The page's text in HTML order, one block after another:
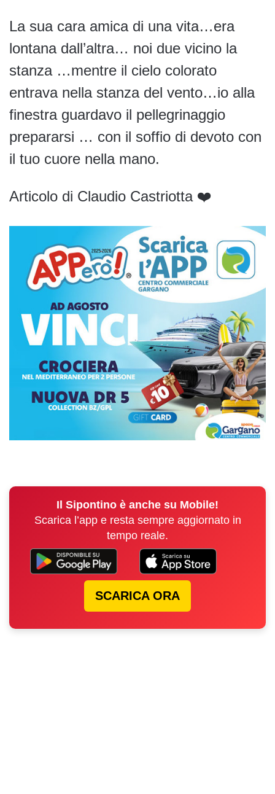
La sua cara amica di una vita…era
lontana dall’altra… noi due vicino la
stanza …mentre il cielo colorato
entrava nella stanza del vento…io alla
finestra guardavo il pellegrinaggio
prepararsi … con il soffio di devoto con
il tuo cuore nella mano.
Articolo di Claudio Castriotta ❤️
Il Sipontino è anche su Mobile!
Scarica l’app e resta sempre aggiornato in
tempo reale.
SCARICA ORA